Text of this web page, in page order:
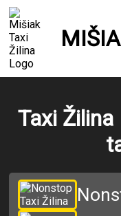
Prejsť
na
obsah
Taxi